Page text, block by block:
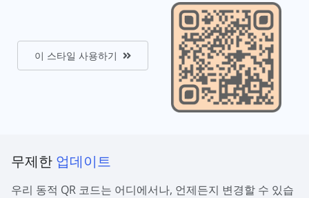
이 스타일 사용하기
무제한 업데이트
우리 동적 QR 코드는 어디에서나, 언제든지 변경할 수 있습